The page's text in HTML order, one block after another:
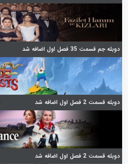
دوبله جم قسمت 35 فصل اول اضافه شد
دوبله قسمت 2 فصل اول اضافه شد
دوبله قسمت 2 فصل اول اضافه شد